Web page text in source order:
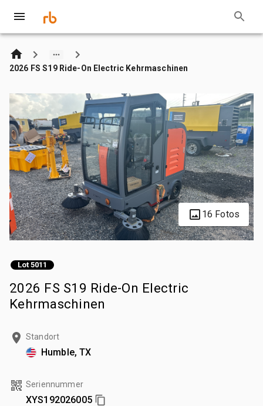
2026 FS S19 Ride-On Electric Kehrmaschinen
16 Fotos
Lot 5011
2026 FS S19 Ride-On Electric
Kehrmaschinen
Standort
Humble, TX
Seriennummer
XYS192026005